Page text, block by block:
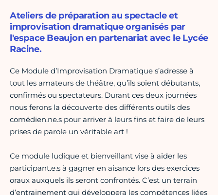
Ateliers de préparation au spectacle et
improvisation dramatique organisés par
l'espace Beaujon en partenariat avec le Lycée
Racine.
Ce Module d’Improvisation Dramatique s’adresse à
tout les amateurs de théâtre, qu’ils soient débutants,
confirmés ou spectateurs. Durant ces deux journées
nous ferons la découverte des différents outils des
comédien.ne.s pour arriver à leurs fins et faire de leurs
prises de parole un véritable art !
Ce module ludique et bienveillant vise à aider les
participant.e.s à gagner en aisance lors des exercices
oraux auxquels ils seront confrontés. C’est un terrain
d’entrainement qui développera les compétences liées